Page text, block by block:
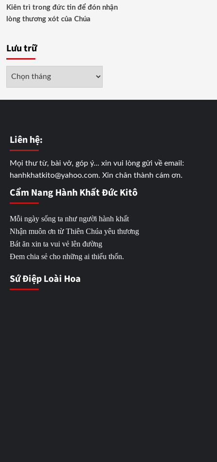
Kiên trì trong đức tin để đón nhận
lòng thương xót của Chúa
Lưu trữ
Liên hệ:
Mọi thư từ, bài vở, góp ý... xin vui lòng gửi về email:
hanhkhatkito@yahoo.com. Xin chân thành cám ơn.
Cẩm Nang Hành Khất Đức Kitô
Mỗi ngày sống ta như người hành khất
Nhận muôn ơn từ Thiên Chúa yêu thương
Bát ăn xin ta vui vẻ lên đường
Đem chia sẻ cho những ai thiếu thốn.
Sứ Điệp Loài Hoa